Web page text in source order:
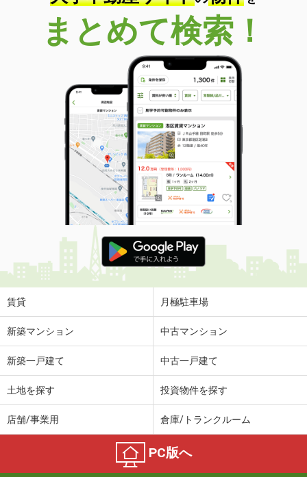
まとめて検索！
賃貸 月極駐車場
新築マンション 中古マンション
新築一戸建て 中古一戸建て
土地を探す 投資物件を探す
店舗/事業用 倉庫/トランクルーム
PC版へ